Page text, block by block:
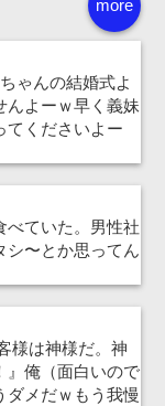
more
ゃんの結婚式よ
んよーｗ早く義妹
てくださいよー
べていた。男性社
シ〜とか思ってん
様は神様だ。神
』俺（面白いので
ダメだｗもう我慢